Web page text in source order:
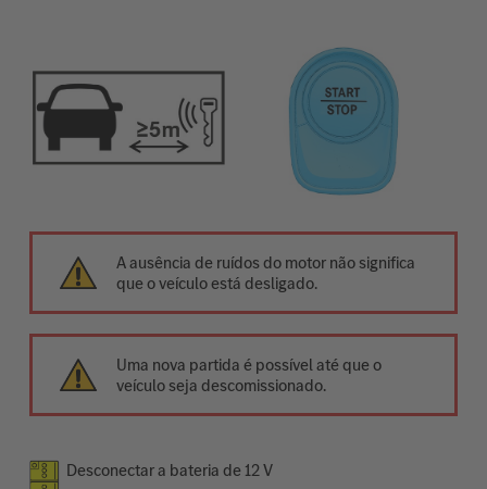
A ausência de ruídos do motor não significa
que o veículo está desligado.
Uma nova partida é possível até que o
veículo seja descomissionado.
Desconectar a bateria de 12 V